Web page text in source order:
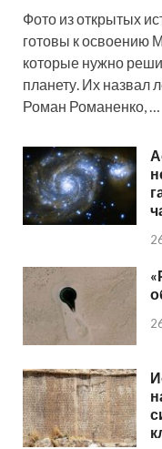
Фото из открытых
готовы к освоению
которые нужно
планету. Их назвал
Роман Романенко, …